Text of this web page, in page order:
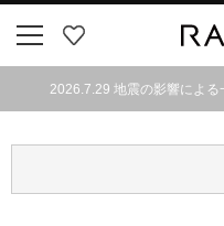
気
2026.7.29 地震の影響によ